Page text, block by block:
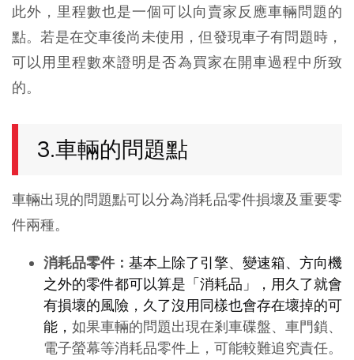
此外，里程數也是一個可以向賣家反應車輛問題的
點。若是在交車後尚未使用，但發現車子有問題時，
可以用里程數來證明是否為買家在開車過程中所致
的。
3.車輛的問題點
車輛出現的問題點可以分為消耗品零件損壞及重要零
件兩種。
消耗品零件： 基本上除了引擎、變速箱、方向機
之外的零件都可以算是「消耗品」，用久了就會
有損壞的風險，久了沒用同樣也會存在壞掉的可
能， 如果車輛的問題出現在剎車碟盤、車門鎖、
電子螢幕等消耗品零件上，可能較難追究責任。